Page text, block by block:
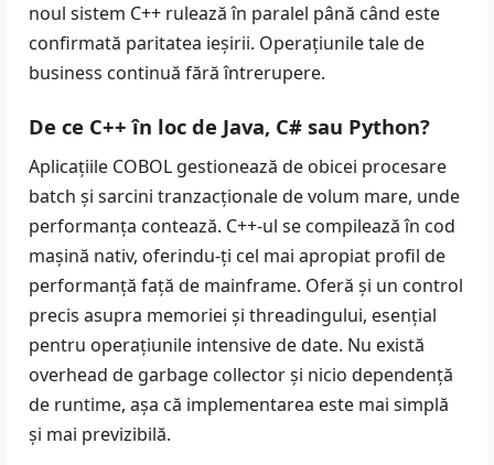
noul sistem C++ rulează în paralel până când este
confirmată paritatea ieșirii. Operațiunile tale de
business continuă fără întrerupere.
De ce C++ în loc de Java, C# sau Python?
Aplicațiile COBOL gestionează de obicei procesare
batch și sarcini tranzacționale de volum mare, unde
performanța contează. C++-ul se compilează în cod
mașină nativ, oferindu-ți cel mai apropiat profil de
performanță față de mainframe. Oferă și un control
precis asupra memoriei și threadingului, esențial
pentru operațiunile intensive de date. Nu există
overhead de garbage collector și nicio dependență
de runtime, așa că implementarea este mai simplă
și mai previzibilă.